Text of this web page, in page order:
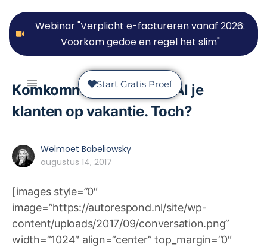
Webinar "Verplicht e-factureren vanaf 2026:
Voorkom gedoe en regel het slim"
Start Gratis Proef
Komkommercontent IV: Al je
klanten op vakantie. Toch?
Welmoet Babeliowsky
augustus 14, 2017
[images style=”0″
image=”https://autorespond.nl/site/wp-
content/uploads/2017/09/conversation.png”
width=”1024″ align=”center” top_margin=”0″